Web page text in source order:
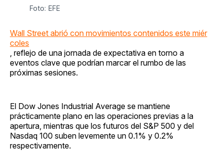
Foto: EFE
Wall Street abrió con movimientos contenidos este miér
coles
, reflejo de una jornada de expectativa en torno a
eventos clave que podrían marcar el rumbo de las
próximas sesiones.
El Dow Jones Industrial Average se mantiene
prácticamente plano en las operaciones previas a la
apertura, mientras que los futuros del S&P 500 y del
Nasdaq 100 suben levemente un 0.1% y 0.2%
respectivamente.